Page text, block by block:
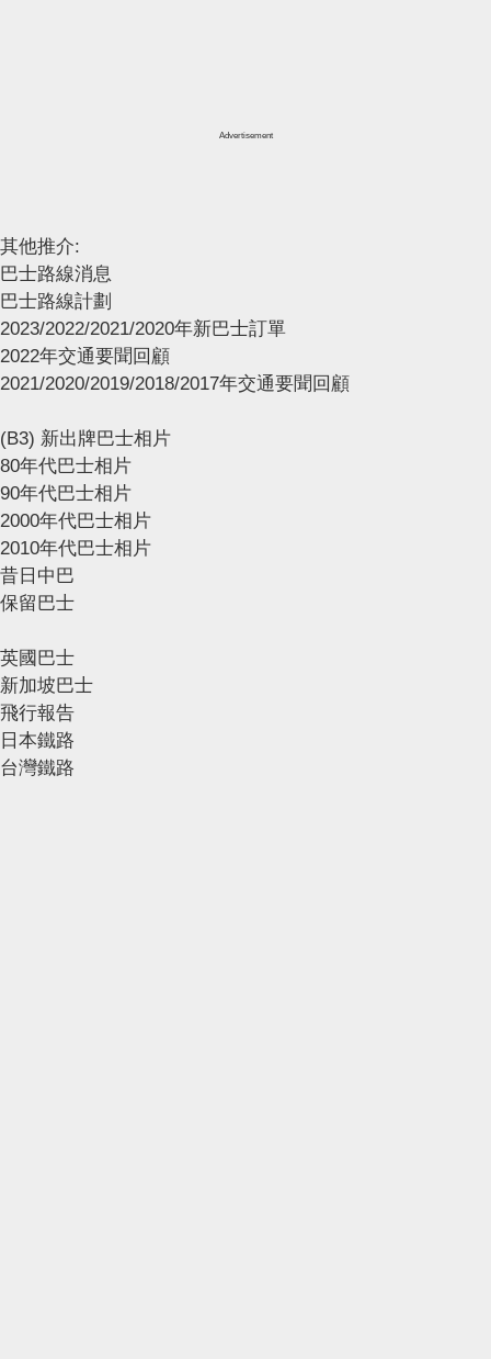
Advertisement
其他推介:
巴士路線消息
巴士路線計劃
2023/2022/2021/2020年新巴士訂單
2022年交通要聞回顧
2021/2020/2019/2018/2017年交通要聞回顧
(B3) 新出牌巴士相片
80年代巴士相片
90年代巴士相片
2000年代巴士相片
2010年代巴士相片
昔日中巴
保留巴士
英國巴士
新加坡巴士
飛行報告
日本鐵路
台灣鐵路